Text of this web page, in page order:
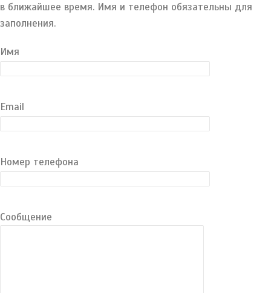
в ближайшее время. Имя и телефон обязательны для
заполнения.
Имя
Email
Номер телефона
Сообщение